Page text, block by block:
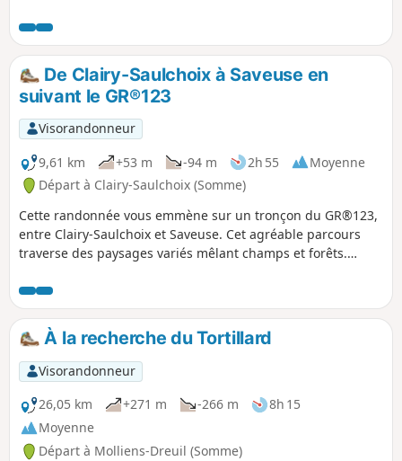
changent en fonction des saisons et des
plantations dans les champs. Passage
par le bois face au cimetière de Cagny,
ceci amène un peu de fraicheur
pendant la randonnée. bonne
découverte à vous.
De Clairy-Saulchoix à Saveuse en
suivant le GR®123
Visorandonneur
9,61 km
+53 m -94 m 2h 55
Moyenne
Départ à Clairy-Saulchoix (Somme)
Cette randonnée vous emmène sur un tronçon du GR®123,
entre Clairy-Saulchoix et Saveuse. Cet agréable parcours
traverse des paysages variés mêlant champs et forêts.
randonnée reliant Contes (Pas-de-Calais) à Carlepont (Oise),
et offre un détour par la commune de Ferrières, avec sa
forêt paisible et ses chemins ombragés, idéals pour une
pause nature aux portes d’Amiens.
À la recherche du Tortillard
Visorandonneur
26,05 km
+271 m -266 m
8h 15
Moyenne
Départ à Molliens-Dreuil (Somme)